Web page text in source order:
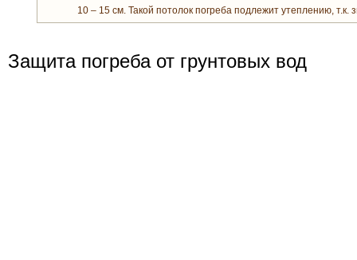
10 – 15 см. Такой потолок погреба подлежит утеплению, т.к.
Защита погреба от грунтовых вод